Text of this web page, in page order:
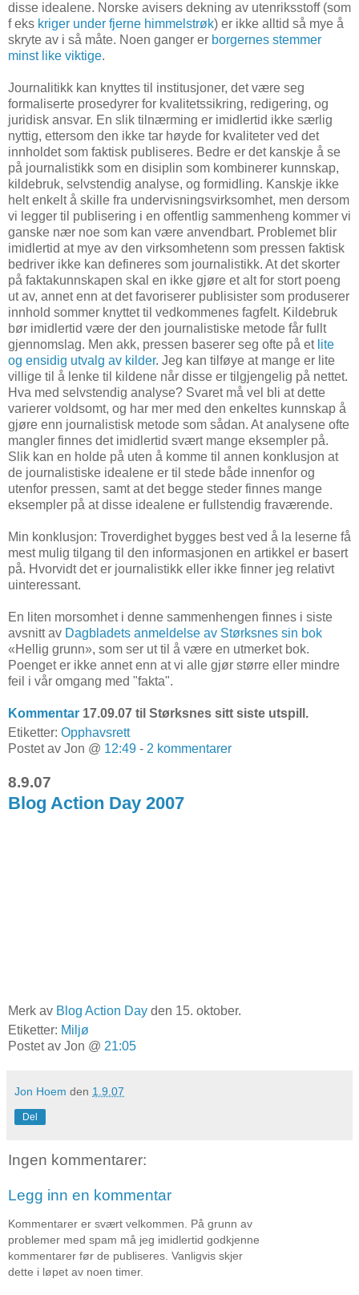
disse idealene. Norske avisers dekning av utenriksstoff (som
f eks kriger under fjerne himmelstrøk) er ikke alltid så mye å
skryte av i så måte. Noen ganger er borgernes stemmer
minst like viktige.
Journalitikk kan knyttes til institusjoner, det være seg
formaliserte prosedyrer for kvalitetssikring, redigering, og
juridisk ansvar. En slik tilnærming er imidlertid ikke særlig
nyttig, ettersom den ikke tar høyde for kvaliteter ved det
innholdet som faktisk publiseres. Bedre er det kanskje å se
på journalistikk som en disiplin som kombinerer kunnskap,
kildebruk, selvstendig analyse, og formidling. Kanskje ikke
helt enkelt å skille fra undervisningsvirksomhet, men dersom
vi legger til publisering i en offentlig sammenheng kommer vi
ganske nær noe som kan være anvendbart. Problemet blir
imidlertid at mye av den virksomhetenn som pressen faktisk
bedriver ikke kan defineres som journalistikk. At det skorter
på faktakunnskapen skal en ikke gjøre et alt for stort poeng
ut av, annet enn at det favoriserer publisister som produserer
innhold sommer knyttet til vedkommenes fagfelt. Kildebruk
bør imidlertid være der den journalistiske metode får fullt
gjennomslag. Men akk, pressen baserer seg ofte på et lite
og ensidig utvalg av kilder. Jeg kan tilføye at mange er lite
villige til å lenke til kildene når disse er tilgjengelig på nettet.
Hva med selvstendig analyse? Svaret må vel bli at dette
varierer voldsomt, og har mer med den enkeltes kunnskap å
gjøre enn journalistisk metode som sådan. At analysene ofte
mangler finnes det imidlertid svært mange eksempler på.
Slik kan en holde på uten å komme til annen konklusjon at
de journalistiske idealene er til stede både innenfor og
utenfor pressen, samt at det begge steder finnes mange
eksempler på at disse idealene er fullstendig fraværende.
Min konklusjon: Troverdighet bygges best ved å la leserne få
mest mulig tilgang til den informasjonen en artikkel er basert
på. Hvorvidt det er journalistikk eller ikke finner jeg relativt
uinteressant.
En liten morsomhet i denne sammenhengen finnes i siste
avsnitt av Dagbladets anmeldelse av Størksnes sin bok
«Hellig grunn», som ser ut til å være en utmerket bok.
Poenget er ikke annet enn at vi alle gjør større eller mindre
feil i vår omgang med "fakta".
Kommentar 17.09.07 til Størksnes sitt siste utspill.
Etiketter: Opphavsrett
Postet av Jon @ 12:49 - 2 kommentarer
8.9.07
Blog Action Day 2007
Merk av Blog Action Day den 15. oktober.
Etiketter: Miljø
Postet av Jon @ 21:05
Jon Hoem den 1.9.07
Del
Ingen kommentarer:
Legg inn en kommentar
Kommentarer er svært velkommen. På grunn av
problemer med spam må jeg imidlertid godkjenne
kommentarer før de publiseres. Vanligvis skjer
dette i løpet av noen timer.